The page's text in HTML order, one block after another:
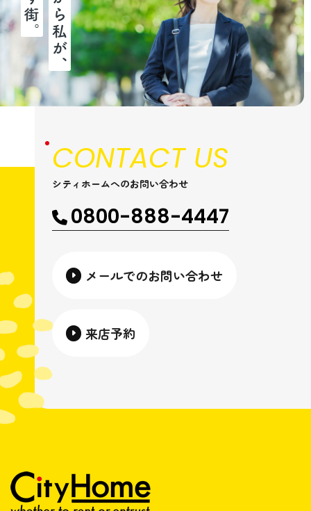
CONTACT US
シティホームへのお問い合わせ
0800-888-4447
メールでのお問い合わせ
来店予約